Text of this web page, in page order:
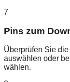
7
Pins zum
Überprüfen Sie
auswählen oder
wählen.